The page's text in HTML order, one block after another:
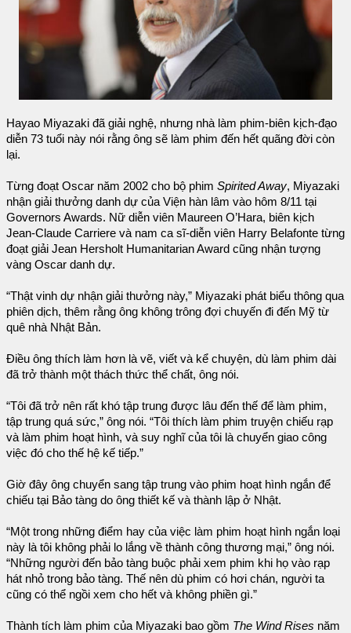
Hayao Miyazaki đã giải nghệ, nhưng nhà làm phim-biên kịch-đạo
diễn 73 tuổi này nói rằng ông sẽ làm phim đến hết quãng đời còn
lại.
Từng đoạt Oscar năm 2002 cho bộ phim Spirited Away, Miyazaki
nhận giải thưởng danh dự của Viện hàn lâm vào hôm 8/11 tại
Governors Awards. Nữ diễn viên Maureen O’Hara, biên kịch
Jean-Claude Carriere và nam ca sĩ-diễn viên Harry Belafonte từng
đoạt giải Jean Hersholt Humanitarian Award cũng nhận tượng
vàng Oscar danh dự.
“Thật vinh dự nhận giải thưởng này,” Miyazaki phát biểu thông qua
phiên dịch, thêm rằng ông không trông đợi chuyến đi đến Mỹ từ
quê nhà Nhật Bản.
Điều ông thích làm hơn là vẽ, viết và kể chuyện, dù làm phim dài
đã trở thành một thách thức thể chất, ông nói.
“Tôi đã trở nên rất khó tập trung được lâu đến thế để làm phim,
tập trung quá sức,” ông nói. “Tôi thích làm phim truyện chiếu rạp
và làm phim hoạt hình, và suy nghĩ của tôi là chuyển giao công
việc đó cho thế hệ kế tiếp.”
Giờ đây ông chuyển sang tập trung vào phim hoạt hình ngắn để
chiếu tại Bảo tàng do ông thiết kế và thành lập ở Nhật.
“Một trong những điểm hay của việc làm phim hoạt hình ngắn loại
này là tôi không phải lo lắng về thành công thương mại,” ông nói.
“Những người đến bảo tàng buộc phải xem phim khi họ vào rạp
hát nhỏ trong bảo tàng. Thế nên dù phim có hơi chán, người ta
cũng có thể ngồi xem cho hết và không phiền gì.”
Thành tích làm phim của Miyazaki bao gồm The Wind Rises năm